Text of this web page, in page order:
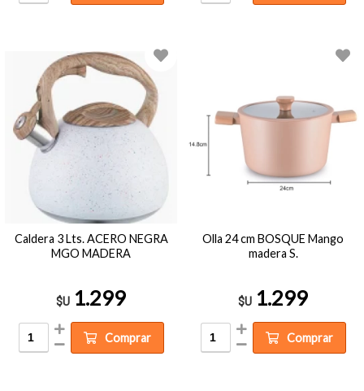
Caldera 3 Lts. ACERO NEGRA
MGO MADERA
$U 1.299
Comprar
Olla 24 cm BOSQUE Mango
madera S.
$U 1.299
Comprar